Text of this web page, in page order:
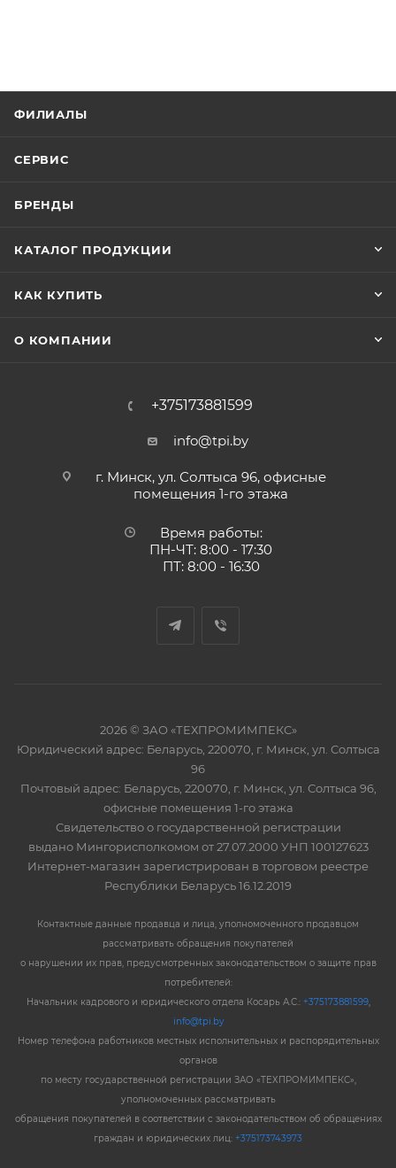
ФИЛИАЛЫ
СЕРВИС
БРЕНДЫ
КАТАЛОГ ПРОДУКЦИИ
КАК КУПИТЬ
О КОМПАНИИ
+375173881599
info@tpi.by
г. Минск, ул. Солтыса 96, офисные
помещения 1-го этажа
Время работы:
ПН-ЧТ: 8:00 - 17:30
ПТ: 8:00 - 16:30
2026 © ЗАО «ТЕХПРОМИМПЕКС»
Юридический адрес: Беларусь, 220070, г. Минск, ул. Солтыса
96
Почтовый адрес: Беларусь, 220070, г. Минск, ул. Солтыса 96,
офисные помещения 1-го этажа
Свидетельство о государственной регистрации
выдано Мингорисполкомом от 27.07.2000 УНП 100127623
Интернет-магазин зарегистрирован в торговом реестре
Республики Беларусь 16.12.2019
Контактные данные продавца и лица, уполномоченного продавцом
рассматривать обращения покупателей
о нарушении их прав, предусмотренных законодательством о защите прав
потребителей:
Начальник кадрового и юридического отдела Косарь А.С.: +375173881599,
info@tpi.by
Номер телефона работников местных исполнительных и распорядительных
органов
по месту государственной регистрации ЗАО «ТЕХПРОМИМПЕКС»,
уполномоченных рассматривать
обращения покупателей в соответствии с законодательством об обращениях
граждан и юридических лиц: +375173743973